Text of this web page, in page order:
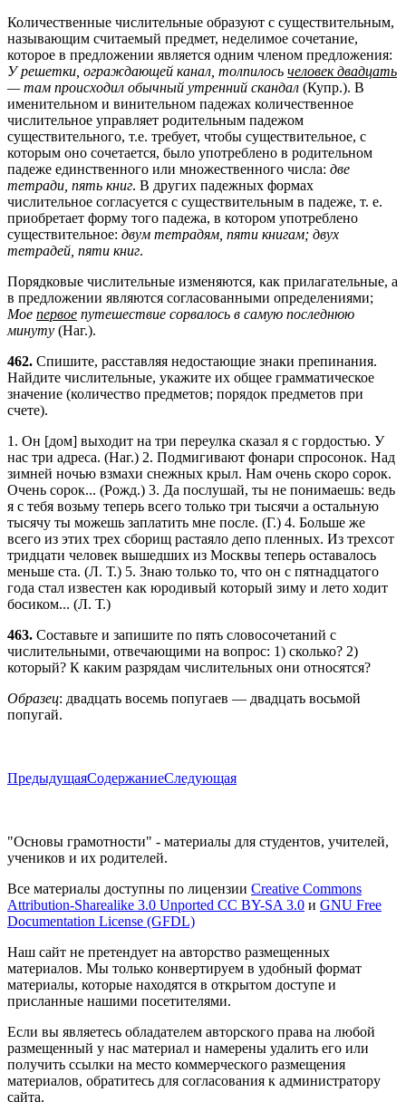
Количественные числительные образуют с существительным,
называющим считаемый предмет, неделимое сочетание,
которое в предложении является одним членом предложения:
У решетки, ограждающей канал, толпилось человек двадцать
— там происходил обычный утренний скандал (Купр.). В
именительном и винительном падежах количественное
числительное управляет родительным падежом
существительного, т.е. требует, чтобы существительное, с
которым оно сочетается, было употреблено в родительном
падеже единственного или множественного числа: две
тетради, пять книг. В других падежных формах
числительное согласуется с существительным в падеже, т. е.
приобретает форму того падежа, в котором употреблено
существительное: двум тетрадям, пяти книгам; двух
тетрадей, пяти книг.
Порядковые числительные изменяются, как прилагательные, а
в предложении являются согласованными определениями;
Мое первое путешествие сорвалось в самую последнюю
минуту (Наг.).
462. Спишите, расставляя недостающие знаки препинания.
Найдите числительные, укажите их общее грамматическое
значение (количество предметов; порядок предметов при
счете).
1. Он [дом] выходит на три переулка сказал я с гордостью. У
нас три адреса. (Наг.) 2. Подмигивают фонари спросонок. Над
зимней ночью взмахи снежных крыл. Нам очень скоро сорок.
Очень сорок... (Рожд.) 3. Да послушай, ты не понимаешь: ведь
я с тебя возьму теперь всего только три тысячи а остальную
тысячу ты можешь заплатить мне после. (Г.) 4. Больше же
всего из этих трех сборищ растаяло депо пленных. Из трехсот
тридцати человек вышедших из Москвы теперь оставалось
меньше ста. (Л. Т.) 5. Знаю только то, что он с пятнадцатого
года стал известен как юродивый который зиму и лето ходит
босиком... (Л. Т.)
463. Составьте и запишите по пять словосочетаний с
числительными, отвечающими на вопрос: 1) сколько? 2)
который? К каким разрядам числительных они относятся?
Образец: двадцать восемь попугаев — двадцать восьмой
попугай.
ПредыдущаяСодержаниеСледующая
"Основы грамотности" - материалы для студентов, учителей,
учеников и их родителей.
Все материалы доступны по лицензии Creative Commons
Attribution-Sharealike 3.0 Unported CC BY-SA 3.0 и GNU Free
Documentation License (GFDL)
Наш сайт не претендует на авторство размещенных
материалов. Мы только конвертируем в удобный формат
материалы, которые находятся в открытом доступе и
присланные нашими посетителями.
Если вы являетесь обладателем авторского права на любой
размещенный у нас материал и намерены удалить его или
получить ссылки на место коммерческого размещения
материалов, обратитесь для согласования к администратору
сайта.